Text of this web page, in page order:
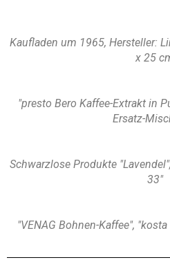
Kaufladen um 1965, Hersteller:
x 25
"presto Bero Kaffee-Extrakt in
Ersatz-
Schwarzlose Produkte
33"
"VENAG Bohnen-Kaffee",